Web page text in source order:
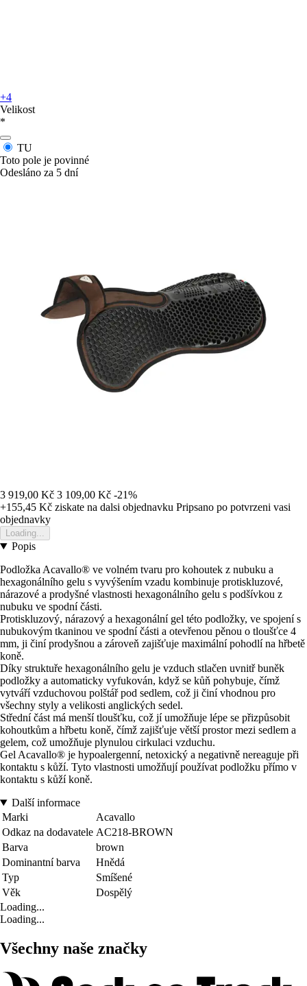
+4
Velikost
*
TU
Toto pole je povinné
Odesláno za 5 dní
3 919,00 Kč 3 109,00 Kč -21%
+155,45 Kč ziskate na dalsi objednavku Pripsano po potvrzeni vasi
objednavky
Loading...
Popis
Podložka Acavallo® ve volném tvaru pro kohoutek z nubuku a
hexagonálního gelu s vyvýšením vzadu kombinuje protiskluzové,
nárazové a prodyšné vlastnosti hexagonálního gelu s podšívkou z
nubuku ve spodní části.
Protiskluzový, nárazový a hexagonální gel této podložky, ve spojení s
nubukovým tkaninou ve spodní části a otevřenou pěnou o tloušťce 4
mm, ji činí prodyšnou a zároveň zajišťuje maximální pohodlí na hřbetě
koně.
Díky struktuře hexagonálního gelu je vzduch stlačen uvnitř buněk
podložky a automaticky vyfukován, když se kůň pohybuje, čímž
vytváří vzduchovou polštář pod sedlem, což ji činí vhodnou pro
všechny styly a velikosti anglických sedel.
Střední část má menší tloušťku, což jí umožňuje lépe se přizpůsobit
kohoutkům a hřbetu koně, čímž zajišťuje větší prostor mezi sedlem a
gelem, což umožňuje plynulou cirkulaci vzduchu.
Gel Acavallo® je hypoalergenní, netoxický a negativně nereaguje při
kontaktu s kůží. Tyto vlastnosti umožňují používat podložku přímo v
kontaktu s kůží koně.
Další informace
Marki
Acavallo
Odkaz na dodavatele AC218-BROWN
Barva
brown
Dominantní barva
Hnědá
Typ
Smíšené
Věk
Dospělý
Loading...
Loading...
Všechny naše značky